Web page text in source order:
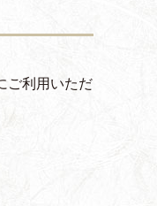
ご利用いただ